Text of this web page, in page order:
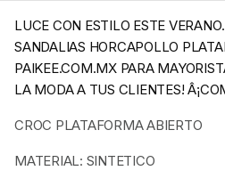
LUCE CON ESTILO ESTE
SANDALIAS HORCAPOLLO
PAIKEE.COM.MX PARA
LA MODA A TUS CLIENTES!
CROC PLATAFORMA ABIERTO
MATERIAL: SINTETICO